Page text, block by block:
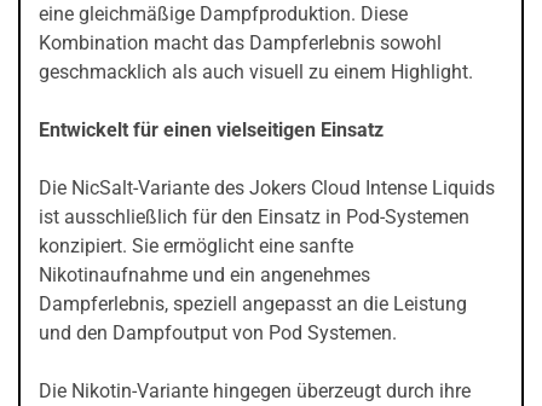
eine gleichmäßige Dampfproduktion. Diese
Kombination macht das Dampferlebnis sowohl
geschmacklich als auch visuell zu einem Highlight.
Entwickelt für einen vielseitigen Einsatz
Die NicSalt-Variante des Jokers Cloud Intense Liquids
ist ausschließlich für den Einsatz in Pod-Systemen
konzipiert. Sie ermöglicht eine sanfte
Nikotinaufnahme und ein angenehmes
Dampferlebnis, speziell angepasst an die Leistung
und den Dampfoutput von Pod Systemen.
Die Nikotin-Variante hingegen überzeugt durch ihre